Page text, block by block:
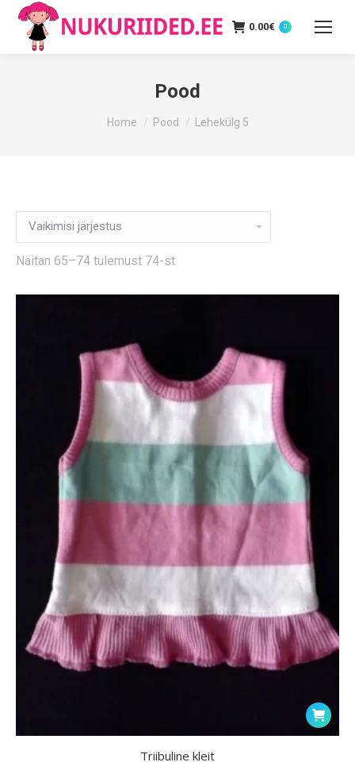
0.00€ 0
Pood
You are here:
Home Pood Lehekülg 5
Näitan 65–74 tulemust 74-st
Triibuline kleit